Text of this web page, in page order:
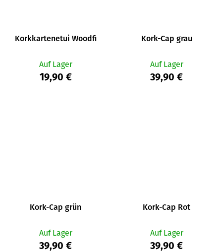
Korkkartenetui Woodfi
Auf Lager
19,90 €
Kork-Cap grau
Auf Lager
39,90 €
Kork-Cap grün
Auf Lager
39,90 €
Kork-Cap Rot
Auf Lager
39,90 €